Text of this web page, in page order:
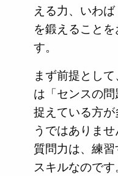
える力、いわば
を鍛えること
す。
まず前提とし
は「センスの問
捉えている方
うではありませ
質問力は、練
スキルなのです